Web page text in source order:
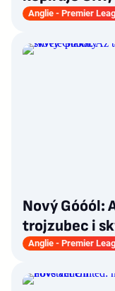
Anglie - Premier
Nový Góóól:
trojzubec i
Anglie - Premier